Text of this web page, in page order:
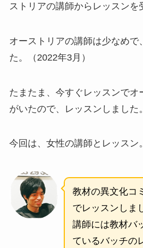
ストリアの講師からレッスンを
オーストリアの講師は少なめで
た。（2022年3月）
たまたま、今すぐレッスンでオ
がいたので、レッスンしました。
今回は、女性の講師とレッスン。
教材の異文化コ
でレッスンしま
講師には教材バ
ているバッチの